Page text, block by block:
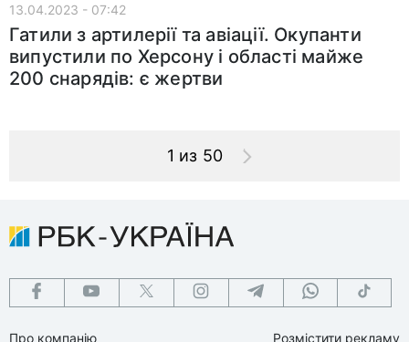
13.04.2023 - 07:42
Гатили з артилерії та авіації. Окупанти
випустили по Херсону і області майже
200 снарядів: є жертви
1 из 50
Про компанію
Розмістити рекламу